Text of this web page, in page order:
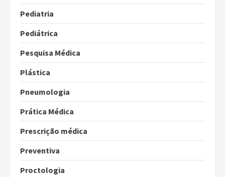
Pediatria
Pediátrica
Pesquisa Médica
Plástica
Pneumologia
Prática Médica
Prescrição médica
Preventiva
Proctologia